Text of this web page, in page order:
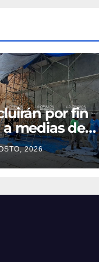
por fin
a medias de
2026